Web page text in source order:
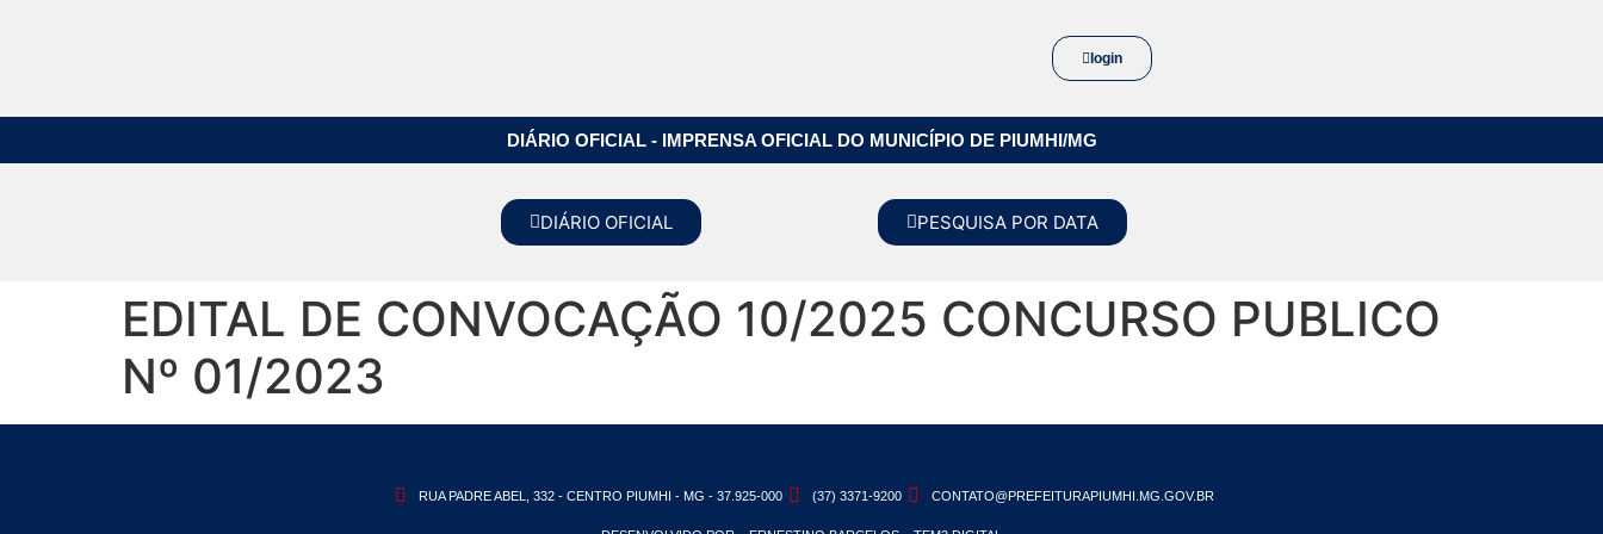
login
DIÁRIO OFICIAL - IMPRENSA OFICIAL DO MUNICÍPIO DE PIUMHI/MG
DIÁRIO OFICIAL PESQUISA POR DATA
EDITAL DE CONVOCAÇÃO 10/2025 CONCURSO PUBLICO
Nº 01/2023
RUA PADRE ABEL, 332 - CENTRO PIUMHI - MG - 37.925-000 (37) 3371-9200 CONTATO@PREFEITURAPIUMHI.MG.GOV.BR